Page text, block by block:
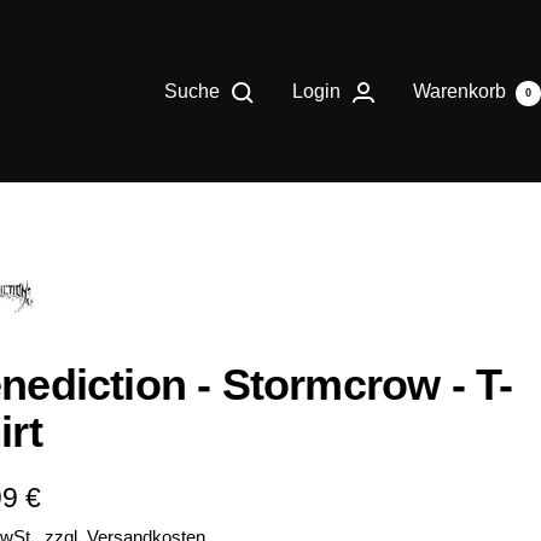
Suche Login Warenkorb 0
- Stormcrow - T-
€
zzgl. Versandkosten